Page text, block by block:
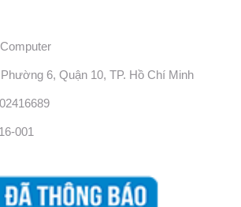
6, Quận 10, TP. Hồ Chí Minh
001